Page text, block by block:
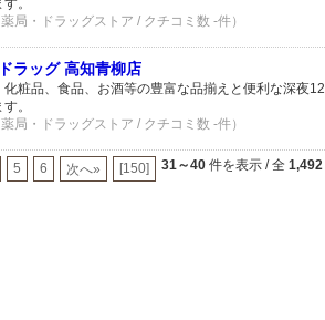
。
薬局・ドラッグストア / クチコミ数 -件）
ラッグ 高知青柳店
化粧品、食品、お酒等の豊富な品揃えと便利な深夜
。
薬局・ドラッグストア / クチコミ数 -件）
5 6 次へ» [150] 31～40 件を表示 / 全 1,492